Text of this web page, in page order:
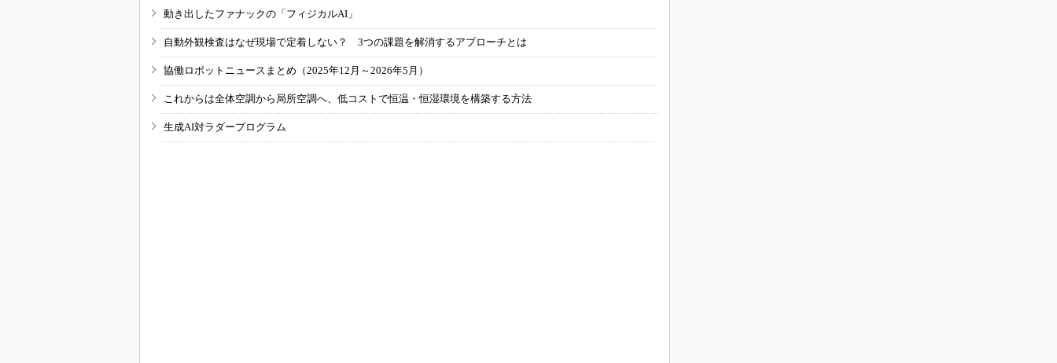
動き出したファナックの「フィジカルAI」
自動外観検査はなぜ現場で定着しない？ 3つの課題を解消するアプローチとは
協働ロボットニュースまとめ（2025年12月～2026年5月）
これからは全体空調から局所空調へ、低コストで恒温・恒湿環境を構築する方法
生成AI対ラダープログラム